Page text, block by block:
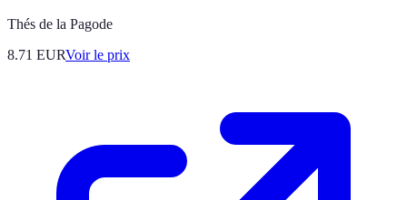
Thés de la Pagode
8.71 EURVoir le prix